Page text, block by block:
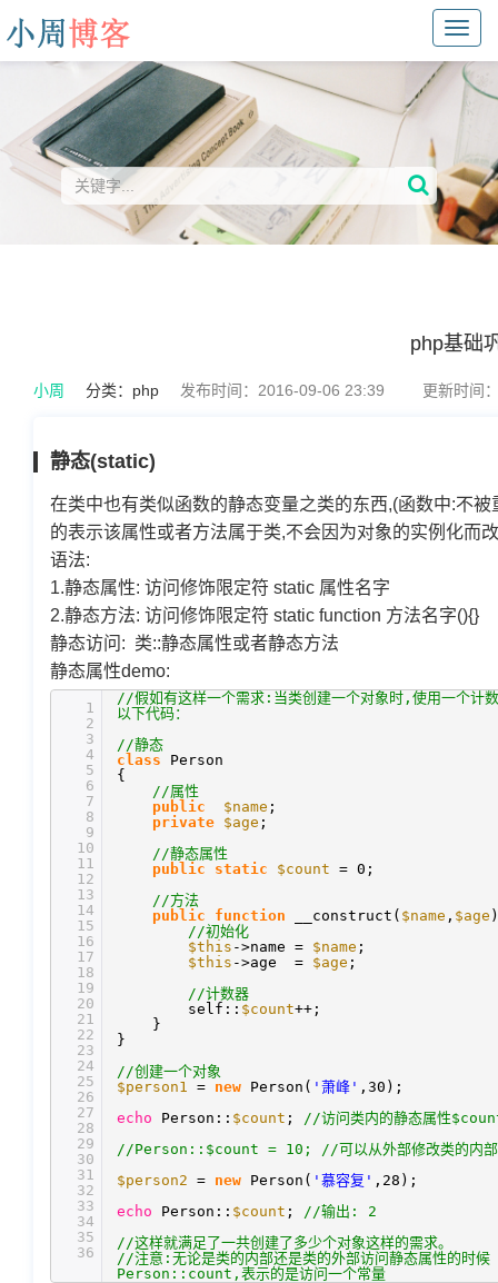
php基础
小周 分类： php 发布时间：2016-09-06 23:39 更新时间
静态(static)
在类中也有类似函数的静态变量之类的东西,(函数中:不
的表示该属性或者方法属于类,不会因为对象的实例化而
语法:
1.静态属性: 访问修饰限定符 static 属性名字
2.静态方法: 访问修饰限定符 static function 方法名字(){}
静态访问: 类::静态属性或者静态方法
静态属性demo:
1
2
3
4
5
6
7
8
9
10
11
12
13
14
15
16
17
18
19
20
21
22
23
24
25
26
27
28
29
30
31
32
33
34
35
36
//假如有这样一个需求:当类创建一个对象时,使用一个计
以下代码：
//静态
class
Person
{
//属性
public
$name ;
private $age ;
//静态属性
public
static $count = 0;
//方法
public
function __construct( $name , $age
//初始化
$this ->name = $name ;
$this ->age = $age ;
//计数器
self:: $count++;
}
}
//创建一个对象
$person1
= new Person( '萧峰' ,30);
echo
Person:: $count ;
//访问类内的静态属性
//Person::$count = 10; //可以从外部修改类的内部
$person2 = new Person( '慕容复' ,28);
echo
Person:: $count ;
//输出: 2
//这样就满足了一共创建了多少个对象这样的需求。
//注意:无论是类的内部还是类的外部访问静态属性的
Person::count,表示的是访问一个常量